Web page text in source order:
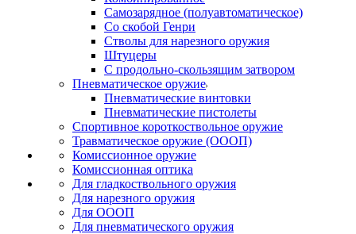
Самозарядное (полуавтоматическое)
Со скобой Генри
Стволы для нарезного оружия
Штуцеры
С продольно-скользящим затвором
Пневматическое оружие
Пневматические винтовки
Пневматические пистолеты
Спортивное короткоствольное оружие
Травматическое оружие (ОООП)
Комиссионное оружие
Комиссионная оптика
Для гладкоствольного оружия
Для нарезного оружия
Для ОООП
Для пневматического оружия